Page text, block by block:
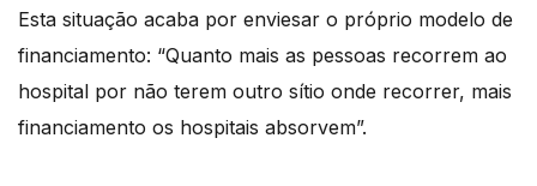
Esta situação acaba por enviesar o próprio modelo de
financiamento: “Quanto mais as pessoas recorrem ao
hospital por não terem outro sítio onde recorrer, mais
financiamento os hospitais absorvem”.